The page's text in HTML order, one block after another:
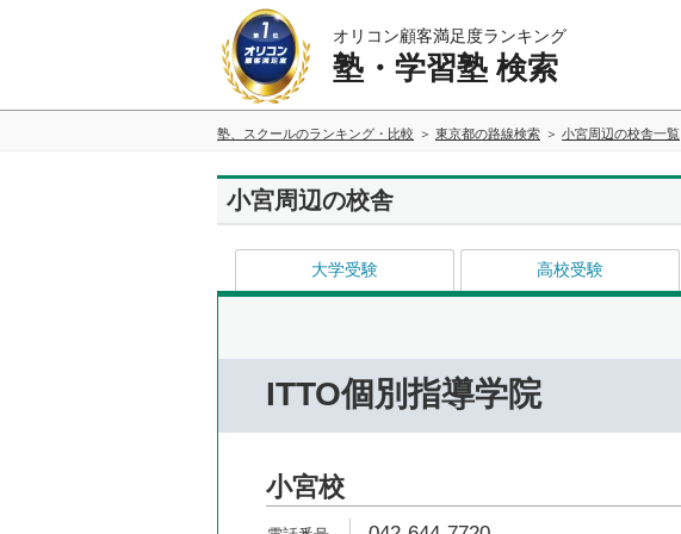
オリコン顧客満足度ランキング
塾・学習塾 検索
塾、スクールのランキング・比較 東京都の路線検索 小宮周辺の校舎一覧
小宮周辺の校舎
大学受験 高校受験
ITTO個別指導学院
小宮校